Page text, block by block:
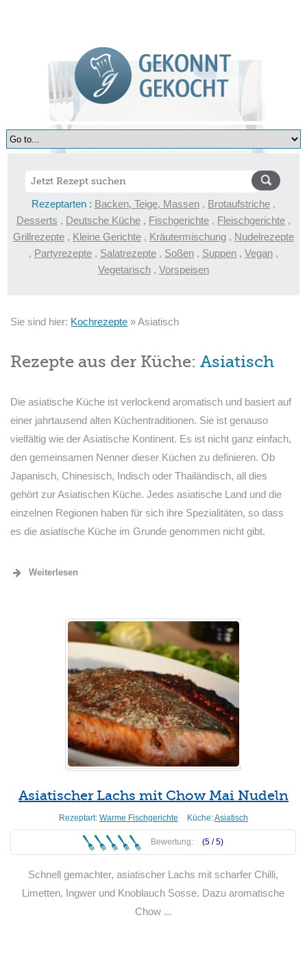
Rezeptarten : Backen, Teige, Massen , Brotaufstriche ,
Desserts , Deutsche Küche , Fischgerichte , Fleischgerichte ,
Grillrezepte , Kleine Gerichte , Kräutermischung , Nudelrezepte
, Partyrezepte , Salatrezepte , Soßen , Suppen , Vegan ,
Vegetarisch , Vorspeisen
Sie sind hier: Kochrezepte »Asiatisch
Rezepte aus der Küche:Asiatisch
Die asiatische Küche ist verlockend aromatisch und basiert auf
einer jahrtausend alten Küchentraditionen. Sie ist genauso
vielfältig wie der Asiatische Kontinent. Es ist nicht ganz einfach,
den gemeinsamen Nenner dieser Küchen zu definieren. Ob
Japanisch, Chinesisch, Indisch oder Thailändisch, all dies
gehört zur Asiatischen Küche. Jedes asiatische Land und die
einzelnen Regionen haben für sich ihre Spezialitäten, so dass
es die asiatische Küche im Grunde genommen nicht gibt.
Weiterlesen
Asiatischer Lachs mit Chow Mai Nudeln
Rezeptart: Warme Fischgerichte Küche:Asiatisch
Bewertung: (5 /5)
Schnell gemachter, asiatischer Lachs mit scharfer Chilli,
Limetten, Ingwer und Knoblauch Sosse. Dazu aromatische
Chow ...